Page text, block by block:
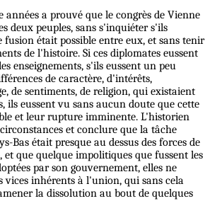
années a prouvé que le congrès de Vienne
deux peuples, sans s'inquiéter s'ils
fusion était possible entre eux, et sans tenir
de l'histoire. Si ces diplomates eussent
enseignements, s'ils eussent un peu
de caractère, d'intérêts,
de sentiments, de religion, qui existaient
ils eussent vu sans aucun doute que cette
et leur rupture imminente. L'historien
et conclure que la tâche
Bas était presque au dessus des forces de
et que quelque impolitiques que fussent les
par son gouvernement, elles ne
vices inhérents à l'union, qui sans cela
la dissolution au bout de quelques